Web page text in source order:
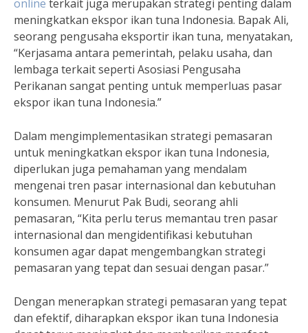
online terkait juga merupakan strategi penting dalam
meningkatkan ekspor ikan tuna Indonesia. Bapak Ali,
seorang pengusaha eksportir ikan tuna, menyatakan,
“Kerjasama antara pemerintah, pelaku usaha, dan
lembaga terkait seperti Asosiasi Pengusaha
Perikanan sangat penting untuk memperluas pasar
ekspor ikan tuna Indonesia.”
Dalam mengimplementasikan strategi pemasaran
untuk meningkatkan ekspor ikan tuna Indonesia,
diperlukan juga pemahaman yang mendalam
mengenai tren pasar internasional dan kebutuhan
konsumen. Menurut Pak Budi, seorang ahli
pemasaran, “Kita perlu terus memantau tren pasar
internasional dan mengidentifikasi kebutuhan
konsumen agar dapat mengembangkan strategi
pemasaran yang tepat dan sesuai dengan pasar.”
Dengan menerapkan strategi pemasaran yang tepat
dan efektif, diharapkan ekspor ikan tuna Indonesia